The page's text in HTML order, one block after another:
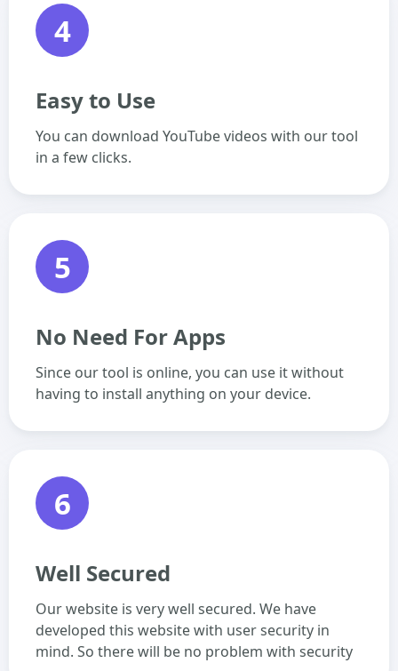
4
Easy to Use
You can download YouTube videos with our tool
in a few clicks.
5
No Need For Apps
Since our tool is online, you can use it without
having to install anything on your device.
6
Well Secured
Our website is very well secured. We have
developed this website with user security in
mind. So there will be no problem with security